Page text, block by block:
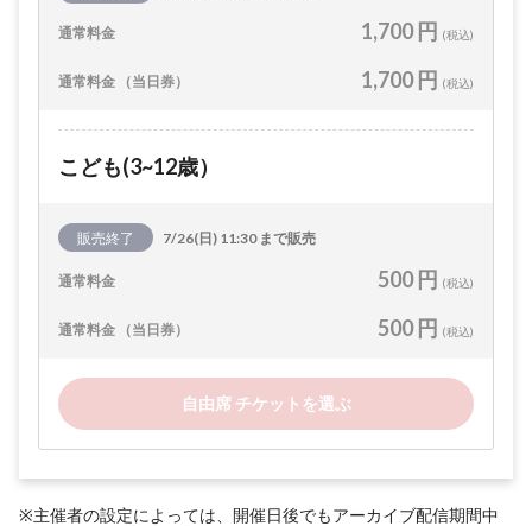
通常料金 1,700 円 (税込)
通常料金 （当日券） 1,700 円 (税込)
こども(3~12歳）
販売終了 7/26(日) 11:30 まで販売
通常料金 500 円 (税込)
通常料金 （当日券） 500 円 (税込)
自由席 チケットを選ぶ
※主催者の設定によっては、開催日後でもアーカイブ配信期間中